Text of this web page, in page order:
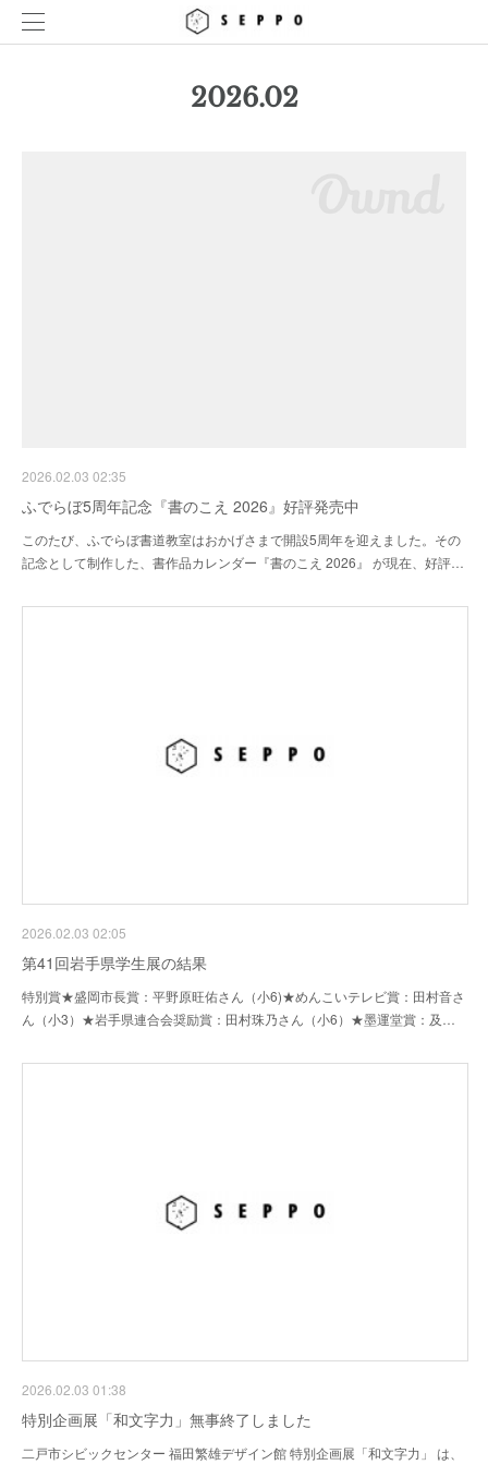
2026.02
2026.02.03 02:35
ふでらぼ5周年記念『書のこえ 2026』好評発売中
このたび、ふでらぼ書道教室はおかげさまで開設5周年を迎えました。その
記念として制作した、書作品カレンダー『書のこえ 2026』 が現在、好評…
2026.02.03 02:05
第41回岩手県学生展の結果
特別賞★盛岡市長賞：平野原旺佑さん（小6)★めんこいテレビ賞：田村音さ
ん（小3）★岩手県連合会奨励賞：田村珠乃さん（小6）★墨運堂賞：及…
2026.02.03 01:38
特別企画展「和文字力」無事終了しました
二戸市シビックセンター 福田繁雄デザイン館 特別企画展「和文字力」 は、